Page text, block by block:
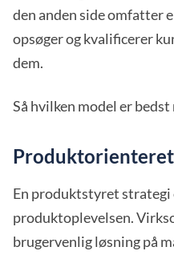
den anden side omfatter
opsøger og kvalificerer
dem.
Så hvilken model er
En produktstyret strategi
produktoplevelsen.
brugervenlig løsning på